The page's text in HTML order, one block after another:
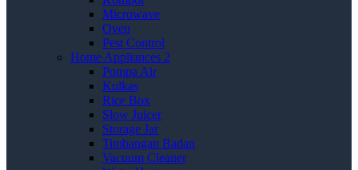
Microwave
Oven
Pest Control
Home Appliances 2
Pompa Air
Kulkas
Rice Box
Slow Juicer
Storage Jar
Timbangan Badan
Vacuum Cleaner